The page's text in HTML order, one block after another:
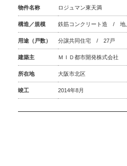
物件名称 ロジュマン東天満
構造／規模 鉄筋コンクリート造 / 地
用途（戸数） 分譲共同住宅 / 27戸
建築主 ＭＩＤ都市開発株式会社
所在地 大阪市北区
竣工 2014年8月